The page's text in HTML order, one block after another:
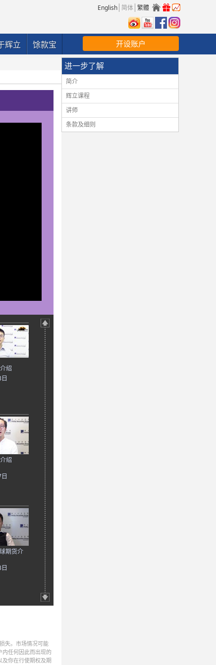
English 简体 繁體
辉立 馀款宝 开设账户
绍
绍
期货介
失。市场情况可能
任何因此而出现的
你在行使期权及期
进一步了解
简介
辉立课程
讲师
条款及细则